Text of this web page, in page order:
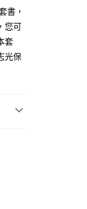
書，
您可
套
光保